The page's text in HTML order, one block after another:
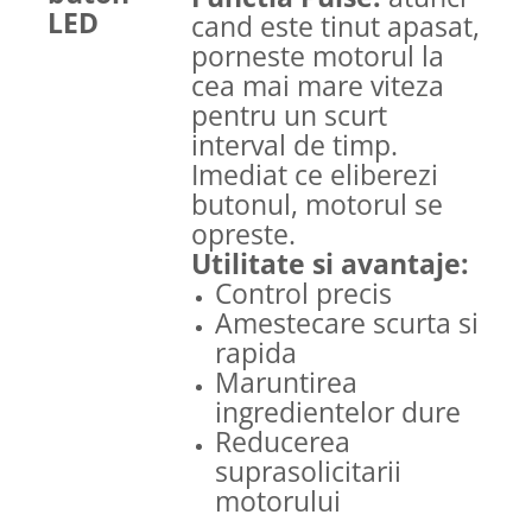
LED cand este tinut apasat,
porneste motorul la
cea mai mare viteza
pentru un scurt
interval de timp.
Imediat ce eliberezi
butonul, motorul se
opreste.
Utilitate si avantaje:
Control precis
Amestecare scurta si
rapida
Maruntirea
ingredientelor dure
Reducerea
suprasolicitarii
motorului